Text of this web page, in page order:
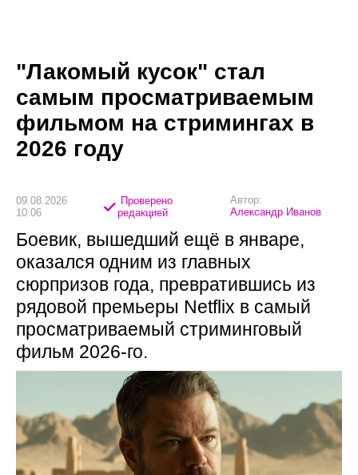
"Лакомый кусок" стал
самым просматриваемым
фильмом на стримингах в
2026 году
09.08.2026
10:06
Проверено
редакцией
Автор:
Александр Иванов
Боевик, вышедший ещё в январе,
оказался одним из главных
сюрпризов года, превратившись из
рядовой премьеры Netflix в самый
просматриваемый стриминговый
фильм 2026-го.